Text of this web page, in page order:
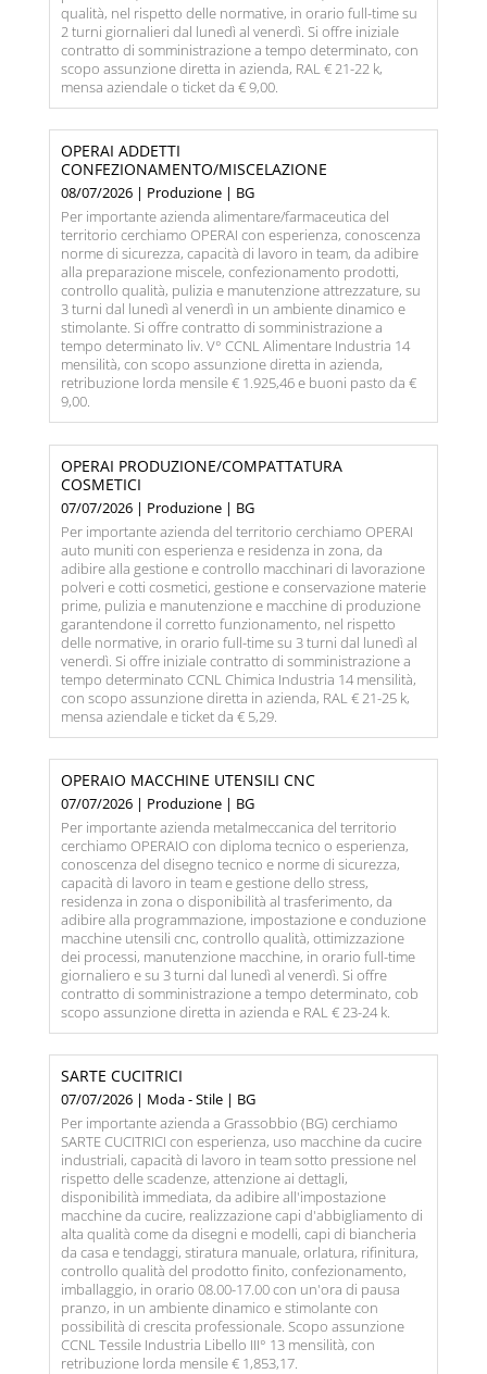
qualità, nel rispetto delle normative, in orario full-time su
2 turni giornalieri dal lunedì al venerdì. Si offre iniziale
contratto di somministrazione a tempo determinato, con
scopo assunzione diretta in azienda, RAL € 21-22 k,
mensa aziendale o ticket da € 9,00.
OPERAI ADDETTI
CONFEZIONAMENTO/MISCELAZIONE
08/07/2026 | Produzione | BG
Per importante azienda alimentare/farmaceutica del
territorio cerchiamo OPERAI con esperienza, conoscenza
norme di sicurezza, capacità di lavoro in team, da adibire
alla preparazione miscele, confezionamento prodotti,
controllo qualità, pulizia e manutenzione attrezzature, su
3 turni dal lunedì al venerdì in un ambiente dinamico e
stimolante. Si offre contratto di somministrazione a
tempo determinato liv. V° CCNL Alimentare Industria 14
mensilità, con scopo assunzione diretta in azienda,
retribuzione lorda mensile € 1.925,46 e buoni pasto da €
9,00.
OPERAI PRODUZIONE/COMPATTATURA
COSMETICI
07/07/2026 | Produzione | BG
Per importante azienda del territorio cerchiamo OPERAI
auto muniti con esperienza e residenza in zona, da
adibire alla gestione e controllo macchinari di lavorazione
polveri e cotti cosmetici, gestione e conservazione materie
prime, pulizia e manutenzione e macchine di produzione
garantendone il corretto funzionamento, nel rispetto
delle normative, in orario full-time su 3 turni dal lunedì al
venerdì. Si offre iniziale contratto di somministrazione a
tempo determinato CCNL Chimica Industria 14 mensilità,
con scopo assunzione diretta in azienda, RAL € 21-25 k,
mensa aziendale e ticket da € 5,29.
OPERAIO MACCHINE UTENSILI CNC
07/07/2026 | Produzione | BG
Per importante azienda metalmeccanica del territorio
cerchiamo OPERAIO con diploma tecnico o esperienza,
conoscenza del disegno tecnico e norme di sicurezza,
capacità di lavoro in team e gestione dello stress,
residenza in zona o disponibilità al trasferimento, da
adibire alla programmazione, impostazione e conduzione
macchine utensili cnc, controllo qualità, ottimizzazione
dei processi, manutenzione macchine, in orario full-time
giornaliero e su 3 turni dal lunedì al venerdì. Si offre
contratto di somministrazione a tempo determinato, cob
scopo assunzione diretta in azienda e RAL € 23-24 k.
SARTE CUCITRICI
07/07/2026 | Moda - Stile | BG
Per importante azienda a Grassobbio (BG) cerchiamo
SARTE CUCITRICI con esperienza, uso macchine da cucire
industriali, capacità di lavoro in team sotto pressione nel
rispetto delle scadenze, attenzione ai dettagli,
disponibilità immediata, da adibire all'impostazione
macchine da cucire, realizzazione capi d'abbigliamento di
alta qualità come da disegni e modelli, capi di biancheria
da casa e tendaggi, stiratura manuale, orlatura, rifinitura,
controllo qualità del prodotto finito, confezionamento,
imballaggio, in orario 08.00-17.00 con un'ora di pausa
pranzo, in un ambiente dinamico e stimolante con
possibilità di crescita professionale. Scopo assunzione
CCNL Tessile Industria Libello III° 13 mensilità, con
retribuzione lorda mensile € 1,853,17.